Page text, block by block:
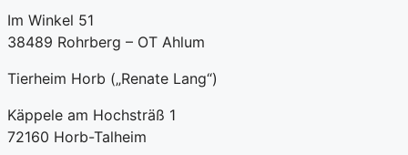
Im Winkel 51
38489 Rohrberg – OT Ahlum
Tierheim Horb („Renate Lang“)
Käppele am Hochsträß 1
72160 Horb-Talheim